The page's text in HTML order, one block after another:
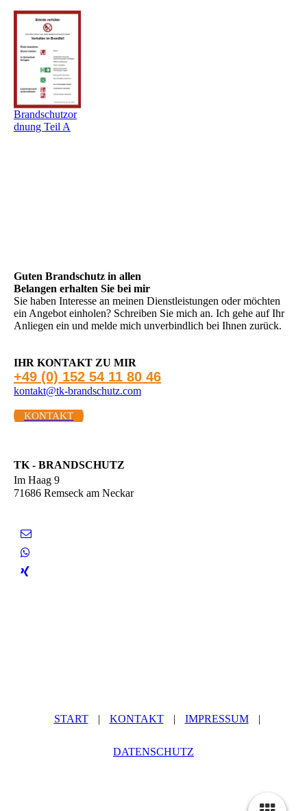
Brandschutzor
dnung Teil A
Guten Brandschutz in allen
Be­lan­gen erhalten Sie bei mir
Sie haben Interesse an meinen Dienstleistungen oder möchten
ein Angebot einholen? Schreiben Sie mich an. Ich gehe auf Ihr
Anliegen ein und melde mich unverbindlich bei Ihnen zurück.
IHR KONTAKT ZU MIR
+49 (0) 152 54 11 80 46
kontakt@tk-brandschutz.com
KONTAKT
TK - BRANDSCHUTZ
Im Haag 9
71686 Remseck am Neckar
START | KONTAKT | IMPRESSUM |
DATENSCHUTZ